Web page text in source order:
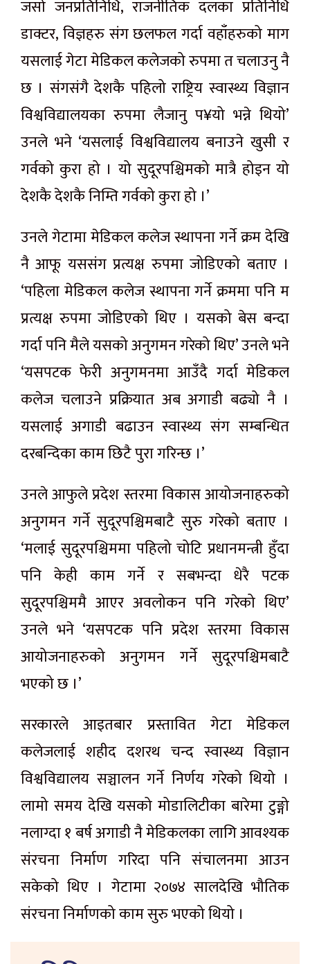
जसो जनप्रतिनिधि, राजनीतिक दलका प्रतिनिधि
डाक्टर, विज्ञहरु संग छलफल गर्दा वहाँहरुको माग
यसलाई गेटा मेडिकल कलेजको रुपमा त चलाउनु नै
छ । संगसंगै देशकै पहिलो राष्ट्रिय स्वास्थ्य विज्ञान
विश्वविद्यालयका रुपमा लैजानु प¥यो भन्ने थियो’
उनले भने ‘यसलाई विश्वविद्यालय बनाउने खुसी र
गर्वको कुरा हो । यो सुदूरपश्चिमको मात्रै होइन यो
देशकै देशकै निम्ति गर्वको कुरा हो ।’
उनले गेटामा मेडिकल कलेज स्थापना गर्ने क्रम देखि
नै आफू यससंग प्रत्यक्ष रुपमा जोडिएको बताए ।
‘पहिला मेडिकल कलेज स्थापना गर्ने क्रममा पनि म
प्रत्यक्ष रुपमा जोडिएको थिए । यसको बेस बन्दा
गर्दा पनि मैले यसको अनुगमन गरेको थिए’ उनले भने
‘यसपटक फेरी अनुगमनमा आउँदै गर्दा मेडिकल
कलेज चलाउने प्रक्रियात अब अगाडी बढ्यो नै ।
यसलाई अगाडी बढाउन स्वास्थ्य संग सम्बन्धित
दरबन्दिका काम छिटै पुरा गरिन्छ ।’
उनले आफुले प्रदेश स्तरमा विकास आयोजनाहरुको
अनुगमन गर्ने सुदूरपश्चिमबाटै सुरु गरेको बताए ।
‘मलाई सुदूरपश्चिममा पहिलो चोटि प्रधानमन्त्री हुँदा
पनि केही काम गर्ने र सबभन्दा धेरै पटक
सुदूरपश्चिममै आएर अवलोकन पनि गरेको थिए’
उनले भने ‘यसपटक पनि प्रदेश स्तरमा विकास
आयोजनाहरुको अनुगमन गर्ने सुदूरपश्चिमबाटै
भएको छ ।’
सरकारले आइतबार प्रस्तावित गेटा मेडिकल
कलेजलाई शहीद दशरथ चन्द स्वास्थ्य विज्ञान
विश्वविद्यालय सञ्चालन गर्ने निर्णय गरेको थियो ।
लामो समय देखि यसको मोडालिटीका बारेमा टुङ्गो
नलाग्दा १ बर्ष अगाडी नै मेडिकलका लागि आवश्यक
संरचना निर्माण गरिदा पनि संचालनमा आउन
सकेको थिए । गेटामा २०७४ सालदेखि भौतिक
संरचना निर्माणको काम सुरु भएको थियो ।